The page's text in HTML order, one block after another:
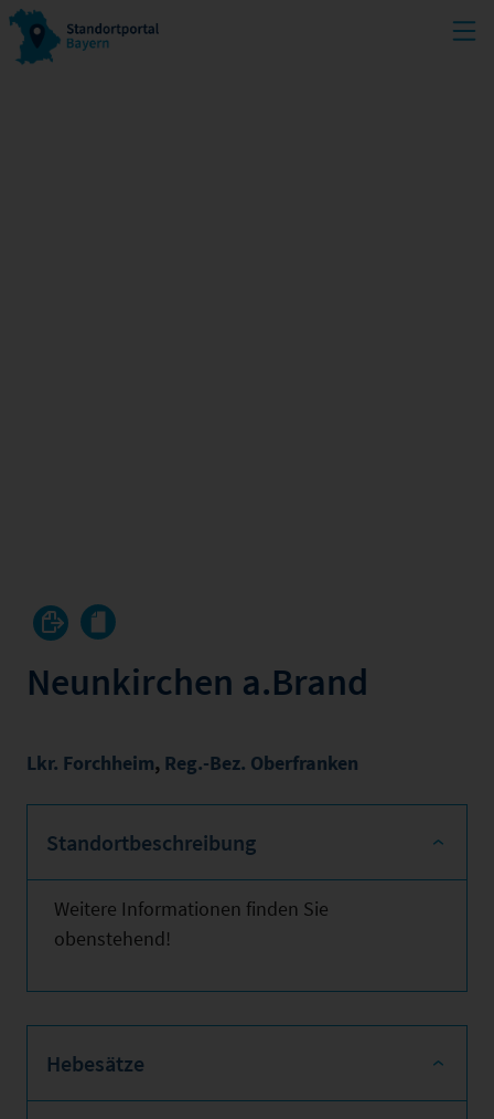
Neunkirchen a.Brand
Lkr. Forchheim, Reg.-Bez. Oberfranken
Standortbeschreibung
Weitere Informationen finden Sie
obenstehend!
Hebesätze